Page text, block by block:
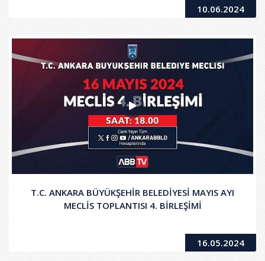
10.06.2024
T.C. ANKARA BÜYÜKŞEHİR BELEDİYESİ MAYIS AYI
MECLİS TOPLANTISI 4. BİRLEŞİMİ
16.05.2024